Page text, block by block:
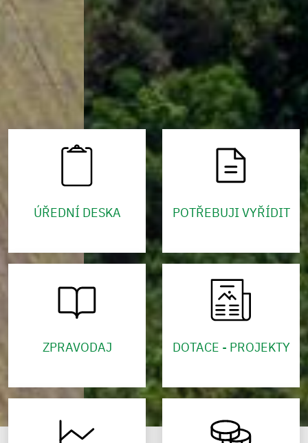
ÚŘEDNÍ DESKA POTŘEBUJI VYŘÍDIT
ZPRAVODAJ DOTACE - PROJEKTY